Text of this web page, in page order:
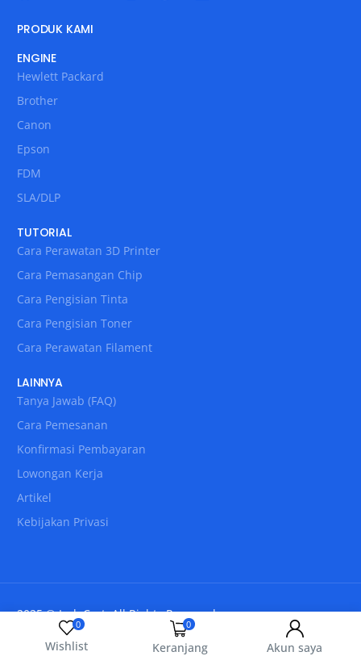
0
Wishlist
0
Keranjang Akun saya
PRODUK KAMI
ENGINE
Hewlett Packard
Brother
Canon
Epson
FDM
SLA/DLP
TUTORIAL
Cara Perawatan 3D Printer
Cara Pemasangan Chip
Cara Pengisian Tinta
Cara Pengisian Toner
Cara Perawatan Filament
LAINNYA
Tanya Jawab (FAQ)
Cara Pemesanan
Konfirmasi Pembayaran
Lowongan Kerja
Artikel
Kebijakan Privasi
2025 © IndoCart. All Rights Reserved.